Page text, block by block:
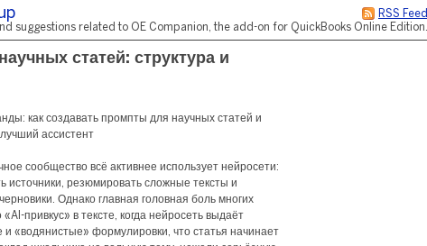
RSS Feed
suggestions related to OE Companion, the add-on for QuickBooks Online Edition.
статей: структура и
как создавать промпты для научных статей и
ассистент
сообщество всё активнее использует нейросети:
источники, резюмировать сложные тексты и
Однако главная головная боль многих
привкус» в тексте, когда нейросеть выдаёт
и «водянистые» формулировки, что статья начинает